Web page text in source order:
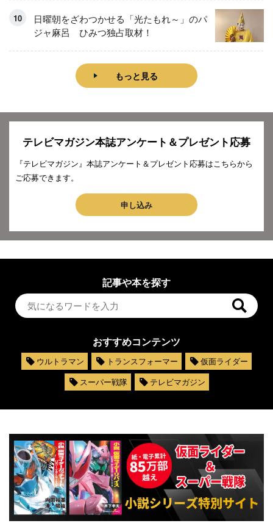
日曜朝をざわつかせる「光たもれ～」のパ
ジャ麻呂 ひみつ独占取材！
もっと見る
テレビマガジン本誌アンケート＆プレゼント応募
『テレビマガジン』本誌アンケート＆プレゼント応募はこちらから
ご応募できます。
申し込み
記事や本を探す
おすすめコンテンツ
ウルトラマン トランスフォーマー
仮面ライダー
スーパー戦隊
テレビマガジン